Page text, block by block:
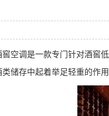
调是一款专门针对酒窖低
储存中起着举足轻重的作用